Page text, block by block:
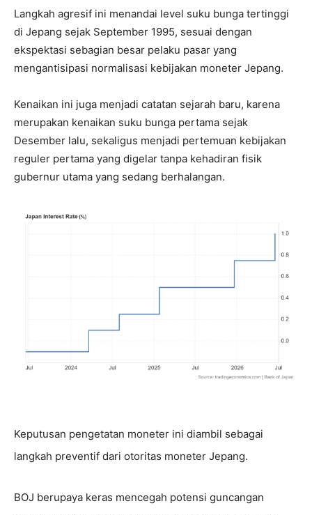
Langkah agresif ini menandai level suku bunga tertinggi
di Jepang sejak September 1995, sesuai dengan
ekspektasi sebagian besar pelaku pasar yang
mengantisipasi normalisasi kebijakan moneter Jepang.
Kenaikan ini juga menjadi catatan sejarah baru, karena
merupakan kenaikan suku bunga pertama sejak
Desember lalu, sekaligus menjadi pertemuan kebijakan
reguler pertama yang digelar tanpa kehadiran fisik
gubernur utama yang sedang berhalangan.
Keputusan pengetatan moneter ini diambil sebagai
langkah preventif dari otoritas moneter Jepang.
BOJ berupaya keras mencegah potensi guncangan